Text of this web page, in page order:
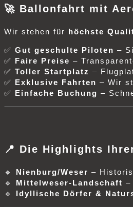
🚀 Ballonfahrt mit
Wir stehen für höchste
✅ Gut geschulte Piloten –
✅ Faire Preise –
✅ Toller Startplatz –
✅ Exklusive Fahrten – Wir
✅ Einfache Buchung –
📍 Die Highlights
🔹 Nienburg/Weser –
🔹 Mittelweser-Landschaft –
🔹 Idyllische Dörfer &